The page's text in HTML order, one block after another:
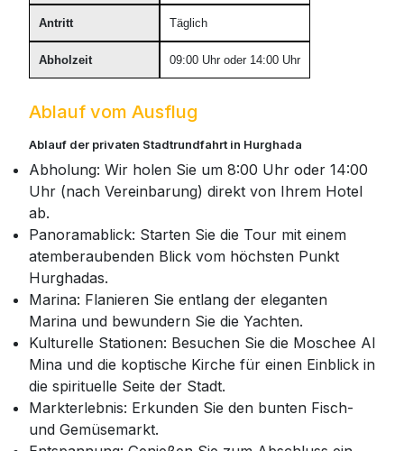
Antritt
Abholzeit
Täglich
09:00 Uhr oder 14:00 Uhr
Ablauf vom Ausflug
Ablauf der privaten Stadtrundfahrt in Hurghada
Abholung: Wir holen Sie um 8:00 Uhr oder 14:00
Uhr (nach Vereinbarung) direkt von Ihrem Hotel
ab.
Panoramablick: Starten Sie die Tour mit einem
atemberaubenden Blick vom höchsten Punkt
Hurghadas.
Marina: Flanieren Sie entlang der eleganten
Marina und bewundern Sie die Yachten.
Kulturelle Stationen: Besuchen Sie die Moschee Al
Mina und die koptische Kirche für einen Einblick in
die spirituelle Seite der Stadt.
Markterlebnis: Erkunden Sie den bunten Fisch-
und Gemüsemarkt.